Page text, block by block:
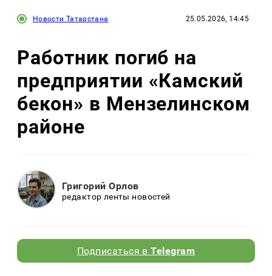
Новости Татарстана 25.05.2026, 14:45
Работник погиб на
предприятии «Камский
бекон» в Мензелинском
районе
Григорий Орлов
редактор ленты новостей
Подписаться вTelegram